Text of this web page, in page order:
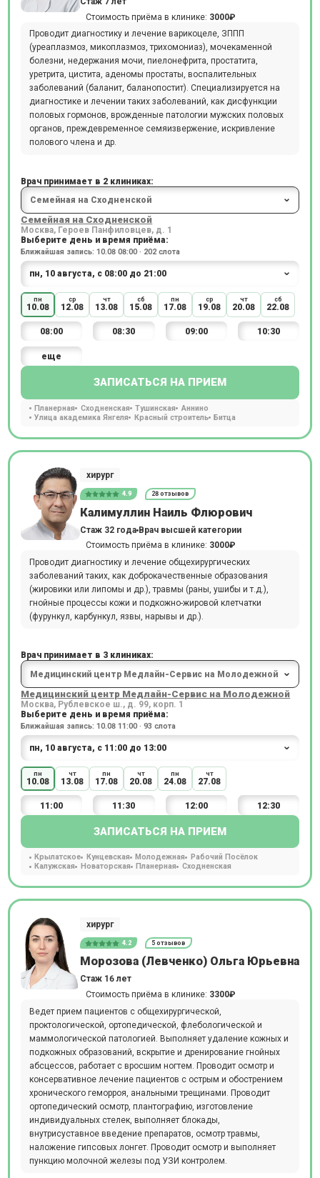
Стоимость приёма в клинике: 3000₽
Проводит диагностику и лечение варикоцеле, ЗППП
(уреаплазмоз, микоплазмоз, трихомониаз), мочекаменной
болезни, недержания мочи, пиелонефрита, простатита,
уретрита, цистита, аденомы простаты, воспалительных
заболеваний (баланит, баланопостит). Специализируется на
диагностике и лечении таких заболеваний, как дисфункции
половых гормонов, врожденные патологии мужских половых
органов, преждевременное семяизвержение, искривление
полового члена и др.
Врач принимает в 2 клиниках:
Семейная на Сходненской
Москва, Героев Панфиловцев, д. 1
Выберите день и время приёма:
Ближайшая запись: 10.08 08:00 · 202 слота
пн
10.08
ср
12.08
чт
13.08
сб
15.08
пн
17.08
ср
19.08
чт
20.08
сб
22.08
08:00 08:30 09:00 10:30
еще
ЗАПИСАТЬСЯ НА ПРИЕМ
Планерная Сходненская Тушинская
Аннино
Улица академика Янгеля
Красный строитель Битца
хирург
4.9 28 отзывов
Калимуллин Наиль Флюрович
Стаж 32 года Врач высшей категории
Стоимость приёма в клинике: 3000₽
Проводит диагностику и лечение общехирургических
заболеваний таких, как доброкачественные образования
(жировики или липомы и др.), травмы (раны, ушибы и т.д.),
гнойные процессы кожи и подкожно-жировой клетчатки
(фурункул, карбункул, язвы, нарывы и др.).
Врач принимает в 3 клиниках:
Медицинский центр Медлайн-Сервис на Молодежной
Москва, Рублевское ш., д. 99, корп. 1
Выберите день и время приёма:
Ближайшая запись: 10.08 11:00 · 93 слота
пн
10.08
чт
13.08
пн
17.08
чт
20.08
пн
24.08
чт
27.08
11:00 11:30 12:00 12:30
ЗАПИСАТЬСЯ НА ПРИЕМ
Крылатское Кунцевская Молодежная
Рабочий Посёлок
Калужская
Новаторская Планерная Сходненская
хирург
4.2 5 отзывов
Морозова (Левченко) Ольга Юрьевна
Стаж 16 лет
Стоимость приёма в клинике: 3300₽
Ведет прием пациентов с общехирургической,
проктологической, ортопедической, флебологической и
маммологичеcкой патологией. Выполняет удаление кожных и
подкожных образований, вскрытие и дренирование гнойных
абсцессов, работает с вросшим ногтем. Проводит осмотр и
консервативное лечение пациентов с острым и обострением
хронического геморроя, анальными трещинами. Проводит
ортопедический осмотр, плантографию, изготовление
индивидуальных стелек, выполняет блокады,
внутрисуставное введение препаратов, осмотр травмы,
наложение гипсовых лонгет. Проводит осмотр и выполняет
пункцию молочной железы под УЗИ контролем.